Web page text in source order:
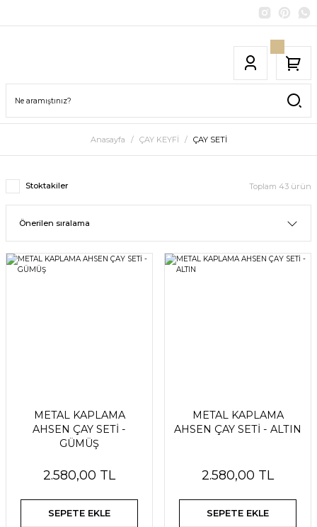
Anasayfa ÇAY KEYFİ ÇAY SETİ
Stoktakiler Toplam 43 ürün
METAL KAPLAMA
AHSEN ÇAY SETİ -
GÜMÜŞ
2.580,00 TL
SEPETE EKLE
METAL KAPLAMA
AHSEN ÇAY SETİ - ALTIN
2.580,00 TL
SEPETE EKLE